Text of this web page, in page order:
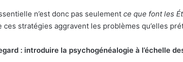
n’est donc pas seulement ce que font les
ces stratégies aggravent les problèmes qu’elles
: introduire la psychogénéalogie à l’échelle